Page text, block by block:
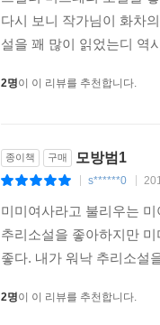
다시 보니 작가님이 화차
설을 꽤 많이 읽었는디 역
2명이 이 리뷰를 추천합니다.
종이책 구매 모방범1
s******0
미미여사라고 불리우는
추리소설을 좋아하지만
좋다. 내가 워낙 추리소설
2명이 이 리뷰를 추천합니다.